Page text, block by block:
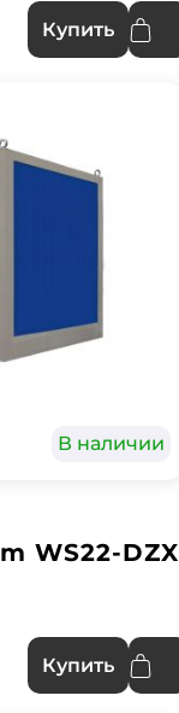
Купить
В наличии
WS22-DZX
Купить